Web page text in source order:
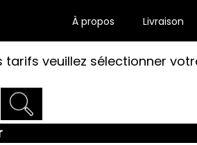
À propos Livraison
tarifs veuillez sélectionner